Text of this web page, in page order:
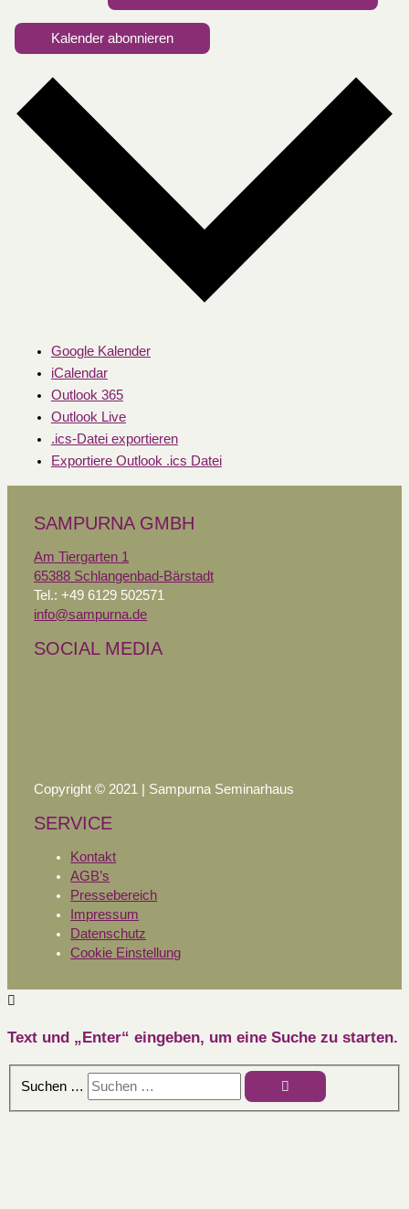
Kalender abonnieren
Google Kalender
iCalendar
Outlook 365
Outlook Live
.ics-Datei exportieren
Exportiere Outlook .ics Datei
SAMPURNA GMBH
Am Tiergarten 1
65388 Schlangenbad-Bärstadt
Tel.: +49 6129 502571
info@sampurna.de
SOCIAL MEDIA
Copyright © 2021 | Sampurna Seminarhaus
SERVICE
Kontakt
AGB’s
Pressebereich
Impressum
Datenschutz
Cookie Einstellung
Text und „Enter“ eingeben, um eine Suche zu starten.
Suchen …